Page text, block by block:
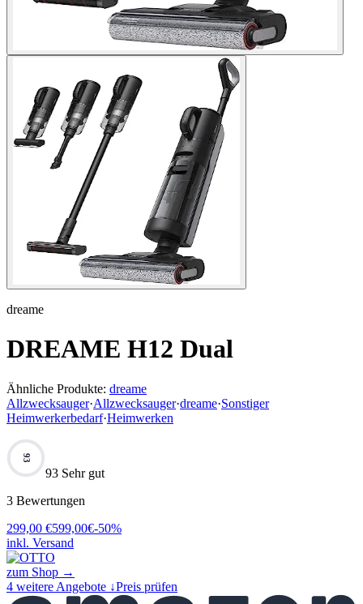
dreame
DREAME H12 Dual
Ähnliche Produkte: dreame
Allzwecksauger·Allzwecksauger·dreame·Sonstiger
Heimwerkerbedarf·Heimwerken
93
93 Sehr gut
3 Bewertungen
299,00 €599,00€-50%
inkl. Versand
zum Shop →
4 weitere Angebote ↓Preis prüfen